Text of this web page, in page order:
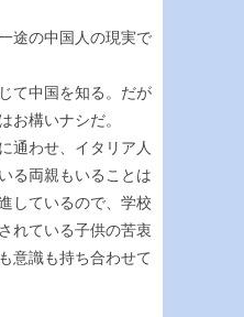
途の中国人の現実で
て中国を知る。だが
お構いナシだ。
通わせ、イタリア人
る両親もいることは
しているので、学校
れている子供の苦衷
意識も持ち合わせて